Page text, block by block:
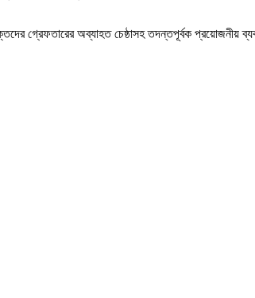
গ্রেফতারের অব্যাহত চেষ্ঠাসহ তদন্তপূর্বক প্রয়োজনীয়